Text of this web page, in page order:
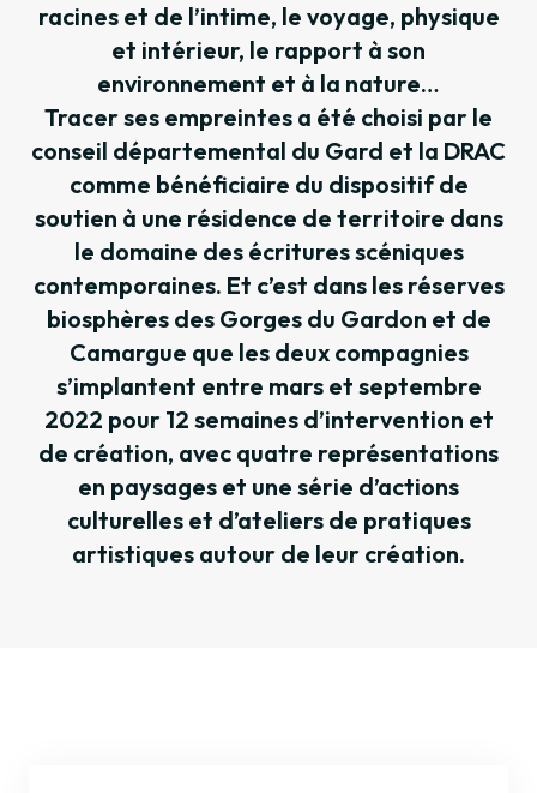
racines et de l’intime, le voyage, physique
et intérieur, le rapport à son
environnement et à la nature…
Tracer ses empreintes a été choisi par le
conseil départemental du Gard et la DRAC
comme bénéficiaire du dispositif de
soutien à une résidence de territoire dans
le domaine des écritures scéniques
contemporaines. Et c’est dans les réserves
biosphères des Gorges du Gardon et de
Camargue que les deux compagnies
s’implantent entre mars et septembre
2022 pour 12 semaines d’intervention et
de création, avec quatre représentations
en paysages et une série d’actions
culturelles et d’ateliers de pratiques
artistiques autour de leur création.